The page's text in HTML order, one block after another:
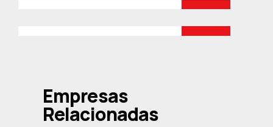
Empresas
Relacionadas